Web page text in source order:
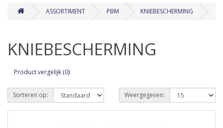
ASSORTIMENT PBM KNIEBESCHERMING
KNIEBESCHERMING
Product vergelijk (0)
Sorteren op: Weergegeven: